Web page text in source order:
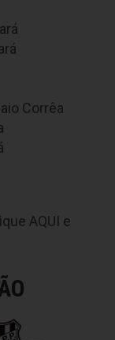
Corrêa
AQUI e